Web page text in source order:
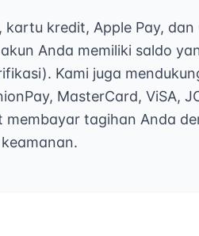
kartu kredit, Apple Pay,
Anda memiliki saldo
Kami juga
MasterCard, ViSA,
membayar tagihan Anda